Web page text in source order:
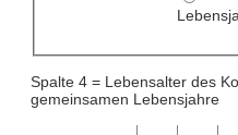
Spalte 4 = Lebensalter des
gemeinsamen Lebensjahre